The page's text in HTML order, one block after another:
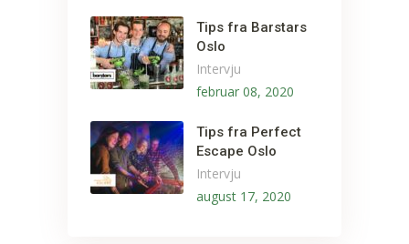
Tips fra Barstars
Oslo
Intervju
februar 08, 2020
Tips fra Perfect
Escape Oslo
Intervju
august 17, 2020